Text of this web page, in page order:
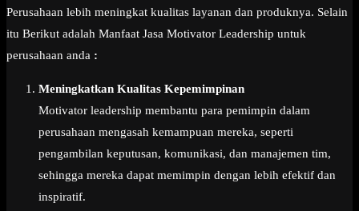
Perusahaan lebih meningkat kualitas layanan dan produknya. Selain
itu Berikut adalah Manfaat Jasa Motivator Leadership untuk
perusahaan anda :
Meningkatkan Kualitas Kepemimpinan
Motivator leadership membantu para pemimpin dalam
perusahaan mengasah kemampuan mereka, seperti
pengambilan keputusan, komunikasi, dan manajemen tim,
sehingga mereka dapat memimpin dengan lebih efektif dan
inspiratif.